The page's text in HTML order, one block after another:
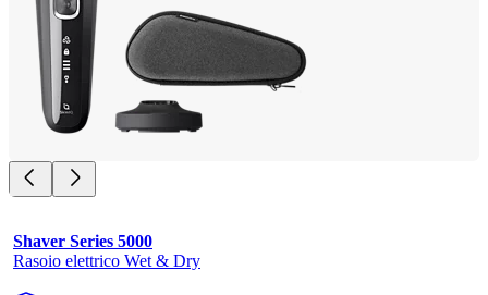
Shaver Series 5000
Rasoio elettrico Wet & Dry